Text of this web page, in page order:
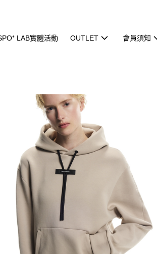
LAB實體活動 OUTLET 會員須知